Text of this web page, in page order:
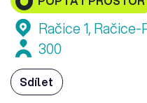
Račice 1,
300
Sdílet